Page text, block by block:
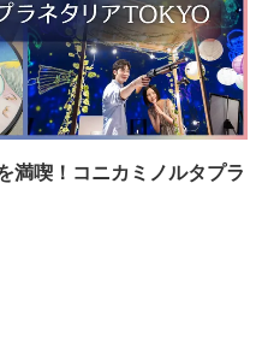
満喫！コニカミノルタプラ